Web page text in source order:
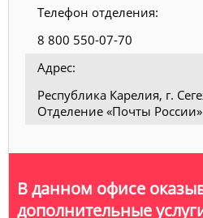
Телефон отделения:
8 800 550-07-70
Адрес:
Республика Карелия, г.
Отделение «Почты России»
В данном офисе
дополнительные